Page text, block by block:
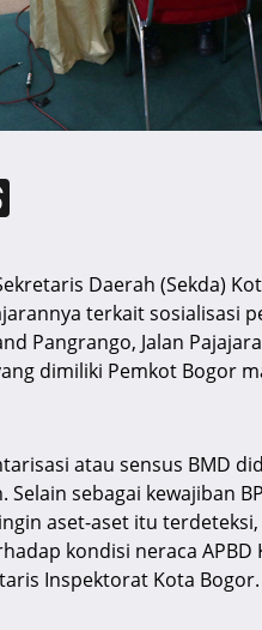
T
e
a
d
s
Daerah (Sekda)
terkait sosialisasi
Pangrango, Jalan
dimiliki Pemkot Bogor
atau sensus BMD
sebagai kewajiban
aset-aset itu
kondisi neraca APBD
Inspektorat Kota Bogor.